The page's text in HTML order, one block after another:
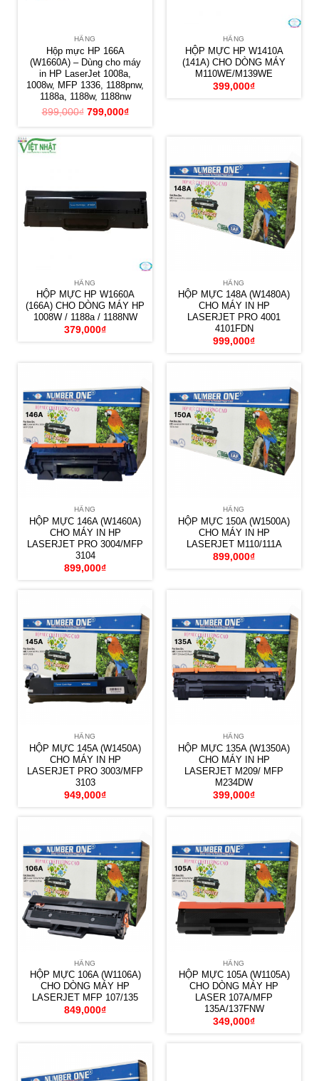
HÃNG
Hộp mực HP 166A
(W1660A) – Dùng cho máy
in HP LaserJet 1008a,
1008w, MFP 1336, 1188pnw,
1188a, 1188w, 1188nw
899,000₫ 799,000₫
HÃNG
HỘP MỰC HP W1410A
(141A) CHO DÒNG MÁY
M110WE/M139WE
399,000₫
HÃNG
HỘP MỰC HP W1660A
(166A) CHO DÒNG MÁY HP
1008W / 1188a / 1188NW
379,000₫
HÃNG
HỘP MỰC 148A (W1480A)
CHO MÁY IN HP
LASERJET PRO 4001
4101FDN
999,000₫
HÃNG
HỘP MỰC 146A (W1460A)
CHO MÁY IN HP
LASERJET PRO 3004/MFP
3104
899,000₫
HÃNG
HỘP MỰC 150A (W1500A)
CHO MÁY IN HP
LASERJET M110/111A
899,000₫
HÃNG
HỘP MỰC 145A (W1450A)
CHO MÁY IN HP
LASERJET PRO 3003/MFP
3103
949,000₫
HÃNG
HỘP MỰC 135A (W1350A)
CHO MÁY IN HP
LASERJET M209/ MFP
M234DW
399,000₫
HÃNG
HỘP MỰC 106A (W1106A)
CHO DÒNG MÁY HP
LASERJET MFP 107/135
849,000₫
HÃNG
HỘP MỰC 105A (W1105A)
CHO DÒNG MÁY HP
LASER 107A/MFP
135A/137FNW
349,000₫